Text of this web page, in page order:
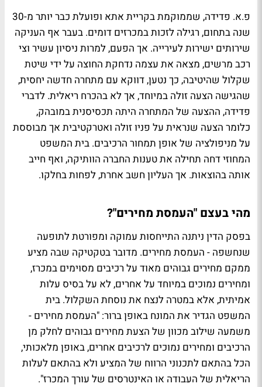
פ.א. פדידה, שממוקמת בקריית אתא ופועלת כבר יותר מ-30
שנה בתחום, רגילה לזכות במכרזים דומים. בעבר אף העניקה
שירותים ישירות לעירייה. אך הפעם, למרות ניסיון עשיר וצי
רכב מרשים, מצאה את עצמה נדחקת החוצה על ידי שיטת
שקלול שהיטיבה, כך נטען, דווקא עם מתחרה חדשה יחסית,
שהגישה הצעה זולה במיוחד, אך לא בהכרח ריאלית. לדברי
פדידה, ההצעה של המתחרה היתה תכסיסנית במובהק,
כלומר הצעה שנראית על פניו זולה ואטרקטיבית אך מבוססת
על מניפולציה של אופן תמחור הרכיבים. בית המשפט
המחוזי דחה תחילה את טענות החברה הוותיקה, ואף חייב
אותה בהוצאות. אך העליון חשב אחרת, לפחות בחלקו.
מהי בעצם "העמסת מחירים"?
בפסק הדין ניתנה התייחסות עמוקה ומפורטת לתופעה
שנחשפה - העמסת מחירים. מדובר בטקטיקה שבה מציע
ממקם מחירים גבוהים מאוד על רכיבים מסוימים במכרז,
ומחירים נמוכים במיוחד על אחרים, לא על בסיס עלות
אמיתית, אלא במטרה לנצח את נוסחת השקלול. בית
המשפט הגדיר את המונח באופן ברור: "העמסת מחירים -
משמעה שילוב מכוון של הצעת מחירים גבוהים לחלק מן
הרכיבים ומחירים נמוכים לרכיבים אחרים, באופן מלאכותי,
הכל בהתאם לתכנוני הרווח של המציע ולא בהתאם לעלות
הריאלית של העבודה או האינטרסים של עורך המכרז".